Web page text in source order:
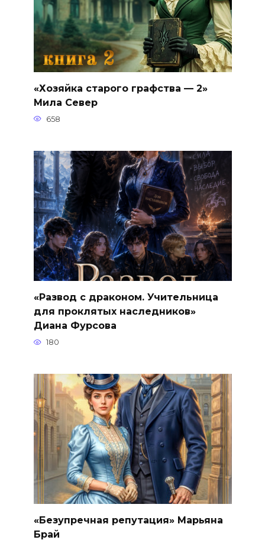
«Хозяйка старого графства — 2»
Мила Север
658
«Развод с драконом. Учительница
для проклятых наследников»
Диана Фурсова
180
«Безупречная репутация» Марьяна
Брай